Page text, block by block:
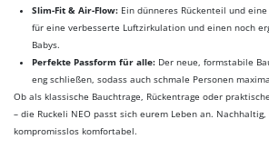
Slim-Fit & Air-Flow: Ein dünneres Rückenteil und
für eine verbesserte Luftzirkulation und einen noch
Babys.
Perfekte Passform für alle: Der neue, formstabile
eng schließen, sodass auch schmale Personen
Ob als klassische Bauchtrage, Rückentrage oder
– die Ruckeli NEO passt sich eurem Leben an.
kompromisslos komfortabel.